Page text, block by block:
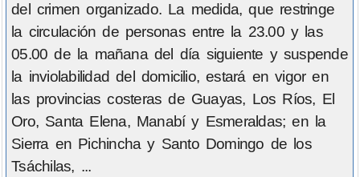
del crimen organizado. La medida, que restringe
la circulación de personas entre la 23.00 y las
05.00 de la mañana del día siguiente y suspende
la inviolabilidad del domicilio, estará en vigor en
las provincias costeras de Guayas, Los Ríos, El
Oro, Santa Elena, Manabí y Esmeraldas; en la
Sierra en Pichincha y Santo Domingo de los
Tsáchilas, ...